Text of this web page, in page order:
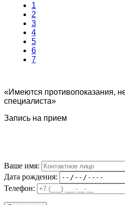
1
2
3
4
5
6
7
«Имеются противопоказания,
специалиста»
Запись на прием
Ваше имя:
Дата рождения:
Телефон: